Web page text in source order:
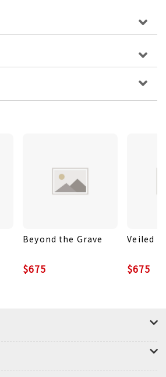
Beyond the Grave
$675
Veiled
$675